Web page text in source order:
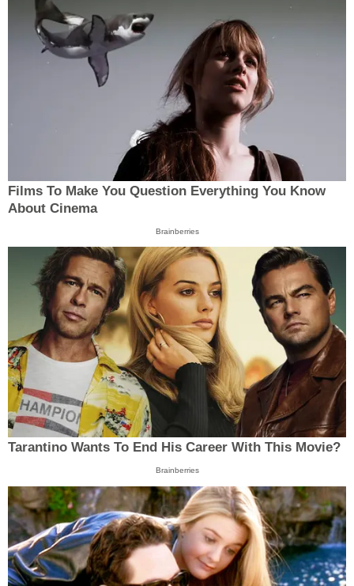
Films To Make You Question Everything You Know
About Cinema
Brainberries
Tarantino Wants To End His Career With This Movie?
Brainberries